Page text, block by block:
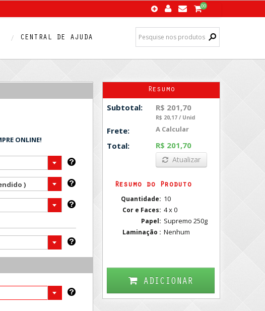
00
CENTRAL DE AJUDA
ONLINE!
)
Resumo
Subtotal: R$ 201,70
R$ 20,17 / Unid
Frete: A Calcular
Total: R$ 201,70
Atualizar
Resumo do Produto
Quantidade: 10
Cor e Faces: 4 x 0
Papel: Supremo 250g
Laminação : Nenhum
ADICIONAR